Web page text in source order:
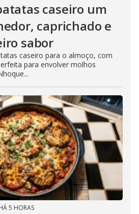
caseiro um
caprichado e
sabor
caseiro para o almoço, com
para envolver molhos
5 HORAS